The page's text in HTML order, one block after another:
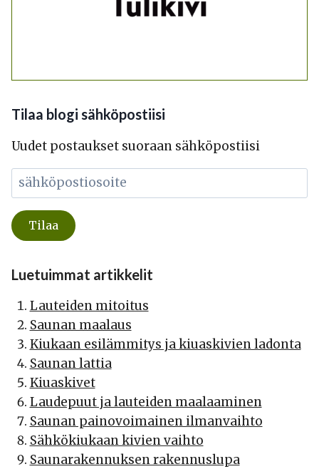
Tilaa blogi sähköpostiisi
Uudet postaukset suoraan sähköpostiisi
Luetuimmat artikkelit
Lauteiden mitoitus
Saunan maalaus
Kiukaan esilämmitys ja kiuaskivien ladonta
Saunan lattia
Kiuaskivet
Laudepuut ja lauteiden maalaaminen
Saunan painovoimainen ilmanvaihto
Sähkökiukaan kivien vaihto
Saunarakennuksen rakennuslupa